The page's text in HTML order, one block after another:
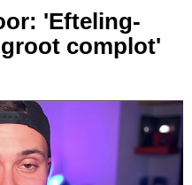
'Efteling-
complot'